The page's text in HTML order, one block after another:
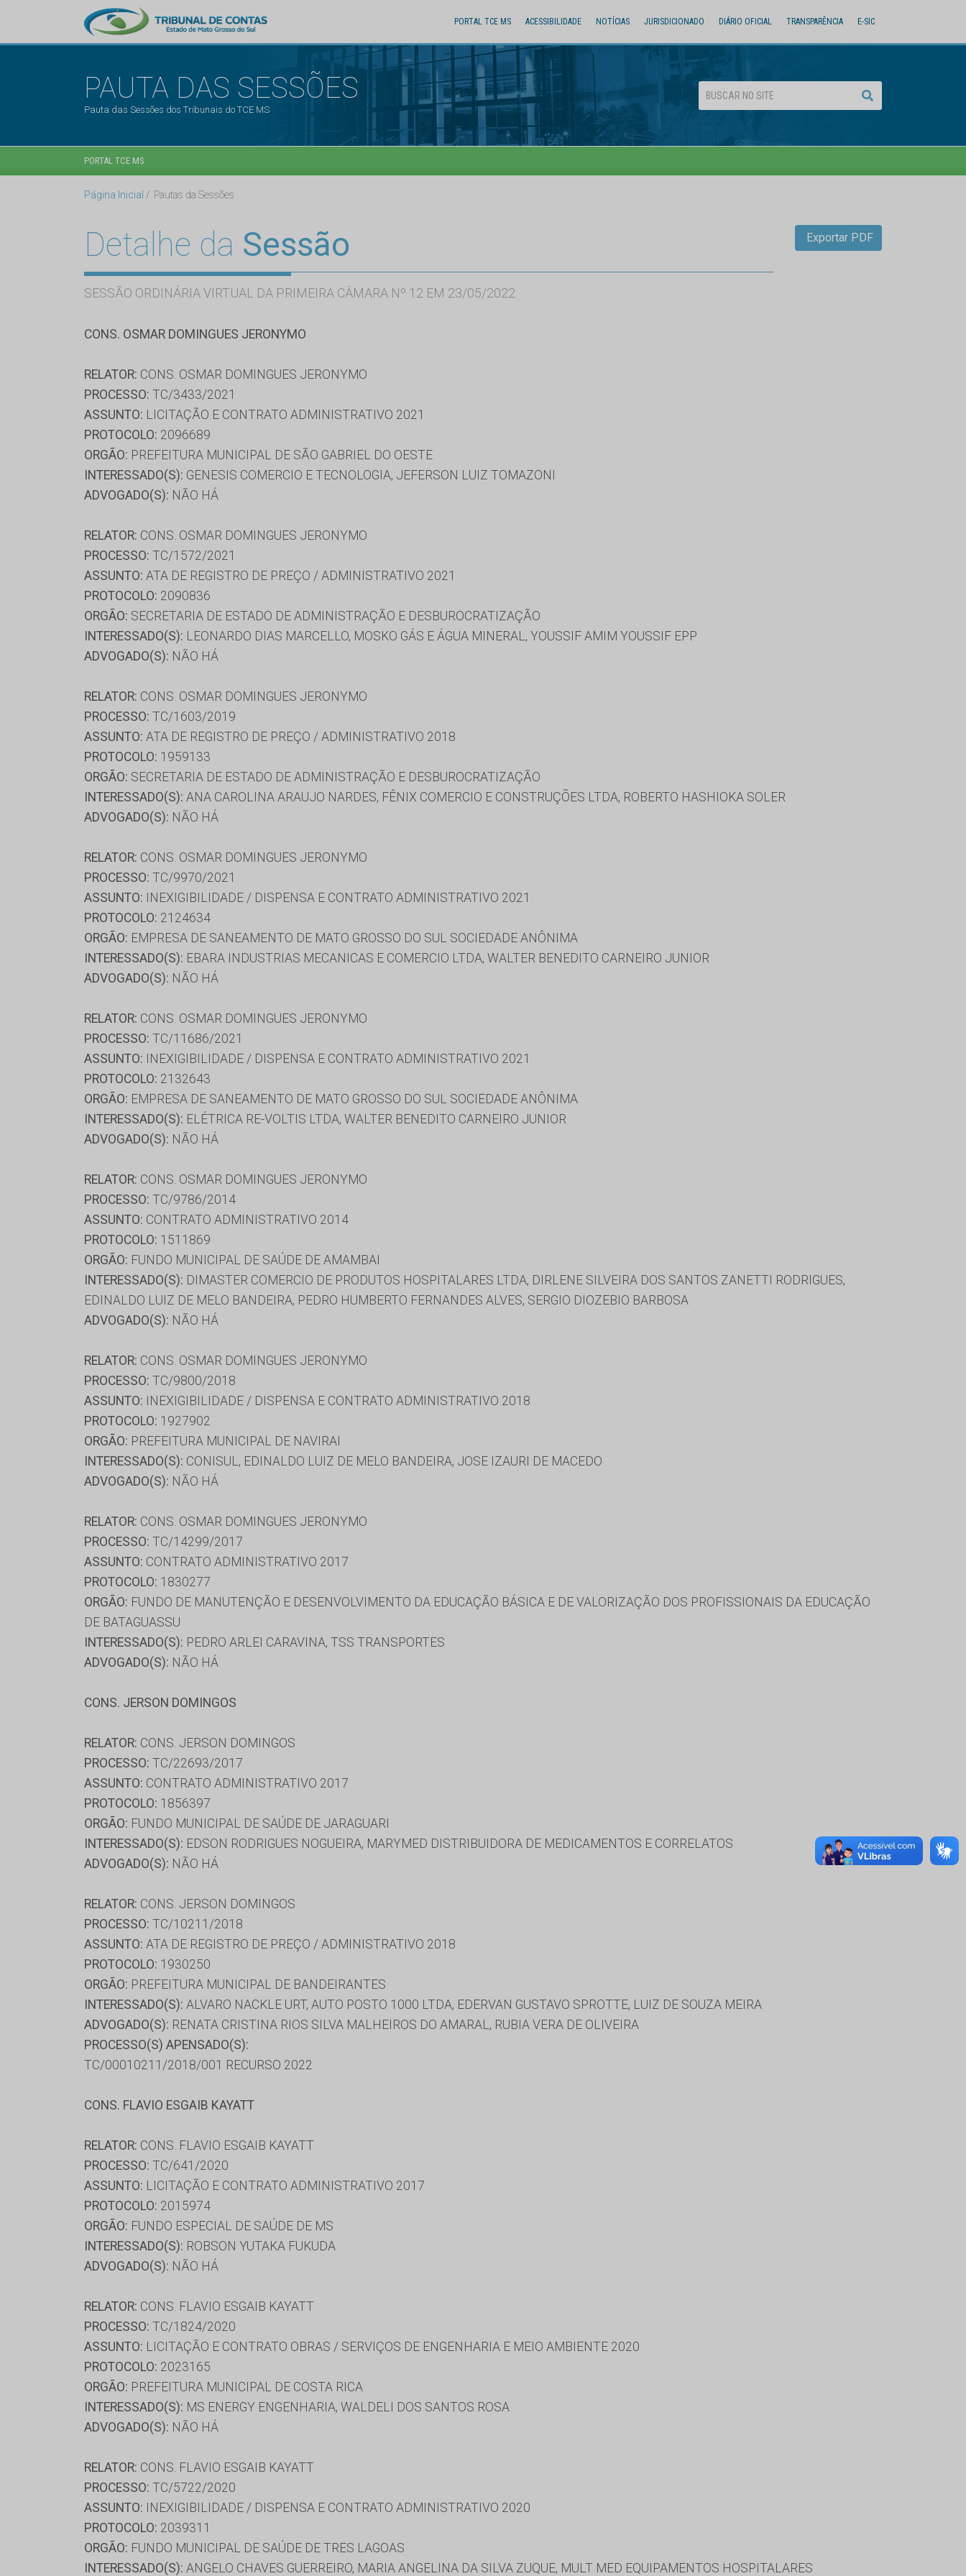
PORTAL TCE MS ACESSIBILIDADE NOTÍCIAS JURISDICIONADO DIÁRIO OFICIAL TRANSPARÊNCIA E-SIC
PAUTA DAS SESSÕES
Pauta das Sessões dos Tribunais do TCE MS
PORTAL TCE MS
Página Inicial Pautas da Sessões
Detalhe da Sessão
SESSÃO ORDINÁRIA VIRTUAL DA PRIMEIRA CÂMARA Nº 12 EM 23/05/2022
Exportar PDF
CONS. OSMAR DOMINGUES JERONYMO
RELATOR: CONS. OSMAR DOMINGUES JERONYMO
PROCESSO: TC/3433/2021
ASSUNTO: LICITAÇÃO E CONTRATO ADMINISTRATIVO 2021
PROTOCOLO: 2096689
ORGÃO: PREFEITURA MUNICIPAL DE SÃO GABRIEL DO OESTE
INTERESSADO(S): GENESIS COMERCIO E TECNOLOGIA, JEFERSON LUIZ TOMAZONI
ADVOGADO(S): NÃO HÁ
RELATOR: CONS. OSMAR DOMINGUES JERONYMO
PROCESSO: TC/1572/2021
ASSUNTO: ATA DE REGISTRO DE PREÇO / ADMINISTRATIVO 2021
PROTOCOLO: 2090836
ORGÃO: SECRETARIA DE ESTADO DE ADMINISTRAÇÃO E DESBUROCRATIZAÇÃO
INTERESSADO(S): LEONARDO DIAS MARCELLO, MOSKO GÁS E ÁGUA MINERAL, YOUSSIF AMIM YOUSSIF EPP
ADVOGADO(S): NÃO HÁ
RELATOR: CONS. OSMAR DOMINGUES JERONYMO
PROCESSO: TC/1603/2019
ASSUNTO: ATA DE REGISTRO DE PREÇO / ADMINISTRATIVO 2018
PROTOCOLO: 1959133
ORGÃO: SECRETARIA DE ESTADO DE ADMINISTRAÇÃO E DESBUROCRATIZAÇÃO
INTERESSADO(S): ANA CAROLINA ARAUJO NARDES, FÊNIX COMERCIO E CONSTRUÇÕES LTDA, ROBERTO HASHIOKA SOLER
ADVOGADO(S): NÃO HÁ
RELATOR: CONS. OSMAR DOMINGUES JERONYMO
PROCESSO: TC/9970/2021
ASSUNTO: INEXIGIBILIDADE / DISPENSA E CONTRATO ADMINISTRATIVO 2021
PROTOCOLO: 2124634
ORGÃO: EMPRESA DE SANEAMENTO DE MATO GROSSO DO SUL SOCIEDADE ANÔNIMA
INTERESSADO(S): EBARA INDUSTRIAS MECANICAS E COMERCIO LTDA, WALTER BENEDITO CARNEIRO JUNIOR
ADVOGADO(S): NÃO HÁ
RELATOR: CONS. OSMAR DOMINGUES JERONYMO
PROCESSO: TC/11686/2021
ASSUNTO: INEXIGIBILIDADE / DISPENSA E CONTRATO ADMINISTRATIVO 2021
PROTOCOLO: 2132643
ORGÃO: EMPRESA DE SANEAMENTO DE MATO GROSSO DO SUL SOCIEDADE ANÔNIMA
INTERESSADO(S): ELÉTRICA RE-VOLTIS LTDA, WALTER BENEDITO CARNEIRO JUNIOR
ADVOGADO(S): NÃO HÁ
RELATOR: CONS. OSMAR DOMINGUES JERONYMO
PROCESSO: TC/9786/2014
ASSUNTO: CONTRATO ADMINISTRATIVO 2014
PROTOCOLO: 1511869
ORGÃO: FUNDO MUNICIPAL DE SAÚDE DE AMAMBAI
INTERESSADO(S): DIMASTER COMERCIO DE PRODUTOS HOSPITALARES LTDA, DIRLENE SILVEIRA DOS SANTOS ZANETTI RODRIGUES,
EDINALDO LUIZ DE MELO BANDEIRA, PEDRO HUMBERTO FERNANDES ALVES, SERGIO DIOZEBIO BARBOSA
ADVOGADO(S): NÃO HÁ
RELATOR: CONS. OSMAR DOMINGUES JERONYMO
PROCESSO: TC/9800/2018
ASSUNTO: INEXIGIBILIDADE / DISPENSA E CONTRATO ADMINISTRATIVO 2018
PROTOCOLO: 1927902
ORGÃO: PREFEITURA MUNICIPAL DE NAVIRAI
INTERESSADO(S): CONISUL, EDINALDO LUIZ DE MELO BANDEIRA, JOSE IZAURI DE MACEDO
ADVOGADO(S): NÃO HÁ
RELATOR: CONS. OSMAR DOMINGUES JERONYMO
PROCESSO: TC/14299/2017
ASSUNTO: CONTRATO ADMINISTRATIVO 2017
PROTOCOLO: 1830277
ORGÃO: FUNDO DE MANUTENÇÃO E DESENVOLVIMENTO DA EDUCAÇÃO BÁSICA E DE VALORIZAÇÃO DOS PROFISSIONAIS DA EDUCAÇÃO
DE BATAGUASSU
INTERESSADO(S): PEDRO ARLEI CARAVINA, TSS TRANSPORTES
ADVOGADO(S): NÃO HÁ
CONS. JERSON DOMINGOS
RELATOR: CONS. JERSON DOMINGOS
PROCESSO: TC/22693/2017
ASSUNTO: CONTRATO ADMINISTRATIVO 2017
PROTOCOLO: 1856397
ORGÃO: FUNDO MUNICIPAL DE SAÚDE DE JARAGUARI
INTERESSADO(S): EDSON RODRIGUES NOGUEIRA, MARYMED DISTRIBUIDORA DE MEDICAMENTOS E CORRELATOS
ADVOGADO(S): NÃO HÁ
RELATOR: CONS. JERSON DOMINGOS
PROCESSO: TC/10211/2018
ASSUNTO: ATA DE REGISTRO DE PREÇO / ADMINISTRATIVO 2018
PROTOCOLO: 1930250
ORGÃO: PREFEITURA MUNICIPAL DE BANDEIRANTES
INTERESSADO(S): ALVARO NACKLE URT, AUTO POSTO 1000 LTDA, EDERVAN GUSTAVO SPROTTE, LUIZ DE SOUZA MEIRA
ADVOGADO(S): RENATA CRISTINA RIOS SILVA MALHEIROS DO AMARAL, RUBIA VERA DE OLIVEIRA
PROCESSO(S) APENSADO(S):
TC/00010211/2018/001 RECURSO 2022
CONS. FLAVIO ESGAIB KAYATT
RELATOR: CONS. FLAVIO ESGAIB KAYATT
PROCESSO: TC/641/2020
ASSUNTO: LICITAÇÃO E CONTRATO ADMINISTRATIVO 2017
PROTOCOLO: 2015974
ORGÃO: FUNDO ESPECIAL DE SAÚDE DE MS
INTERESSADO(S): ROBSON YUTAKA FUKUDA
ADVOGADO(S): NÃO HÁ
RELATOR: CONS. FLAVIO ESGAIB KAYATT
PROCESSO: TC/1824/2020
ASSUNTO: LICITAÇÃO E CONTRATO OBRAS / SERVIÇOS DE ENGENHARIA E MEIO AMBIENTE 2020
PROTOCOLO: 2023165
ORGÃO: PREFEITURA MUNICIPAL DE COSTA RICA
INTERESSADO(S): MS ENERGY ENGENHARIA, WALDELI DOS SANTOS ROSA
ADVOGADO(S): NÃO HÁ
RELATOR: CONS. FLAVIO ESGAIB KAYATT
PROCESSO: TC/5722/2020
ASSUNTO: INEXIGIBILIDADE / DISPENSA E CONTRATO ADMINISTRATIVO 2020
PROTOCOLO: 2039311
ORGÃO: FUNDO MUNICIPAL DE SAÚDE DE TRES LAGOAS
INTERESSADO(S): ANGELO CHAVES GUERREIRO, MARIA ANGELINA DA SILVA ZUQUE, MULT MED EQUIPAMENTOS HOSPITALARES